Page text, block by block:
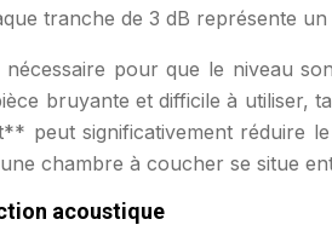
tranche de 3 dB représente
pour que le niveau
bruyante et difficile à utiliser,
significativement réduire
chambre à coucher se situe
acoustique